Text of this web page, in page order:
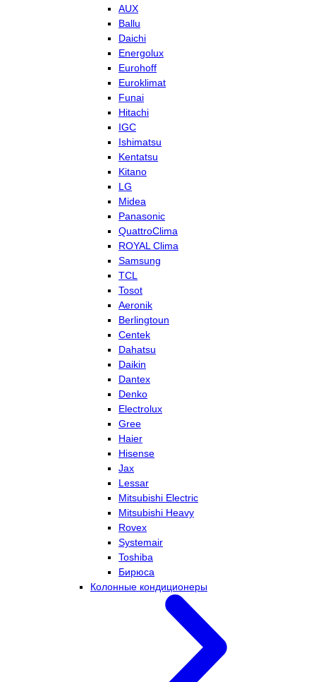
AUX
Ballu
Daichi
Energolux
Eurohoff
Euroklimat
Funai
Hitachi
IGC
Ishimatsu
Kentatsu
Kitano
LG
Midea
Panasonic
QuattroClima
ROYAL Clima
Samsung
TCL
Tosot
Aeronik
Berlingtoun
Centek
Dahatsu
Daikin
Dantex
Denko
Electrolux
Gree
Haier
Hisense
Jax
Lessar
Mitsubishi Electric
Mitsubishi Heavy
Rovex
Systemair
Toshiba
Бирюса
Колонные кондиционеры